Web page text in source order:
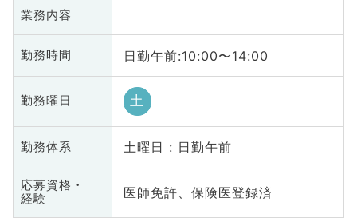
業務内容
勤務時間 日勤午前:10:00〜14:00
勤務曜日 土
勤務体系 土曜日 : 日勤午前
応募資格・
経験
医師免許、保険医登録済